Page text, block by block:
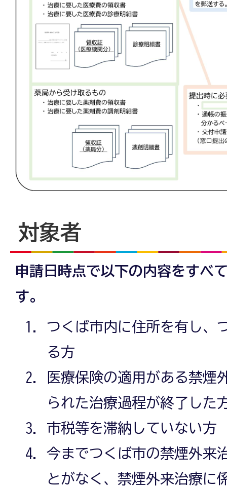
対象者
申請日時点で以下の内容をすべ
す。
つくば市内に住所を有し、
る方
医療保険の適用がある禁煙
られた治療過程が終了した
市税等を滞納していない方
今までつくば市の禁煙外来
とがなく、禁煙外来治療に